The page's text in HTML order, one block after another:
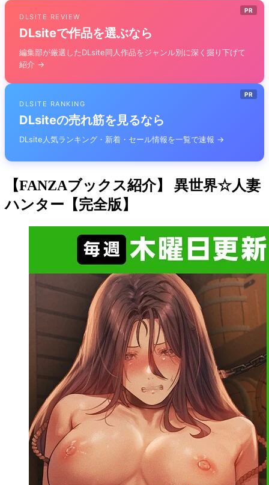
PR
DLSITE REVIEW
DLsiteで作品を選ぶなら
編集部が厳選したDLsite同人作品をジャンル別に深く掘り下げて
紹介 →
PR
DLSITE RANKING
DLsiteの売れ筋を見るなら
DLsite人気ランキング・新着・セール情報を一覧で速報 →
【FANZAブックス紹介】 異世界☆人妻
ハンター【完全版】